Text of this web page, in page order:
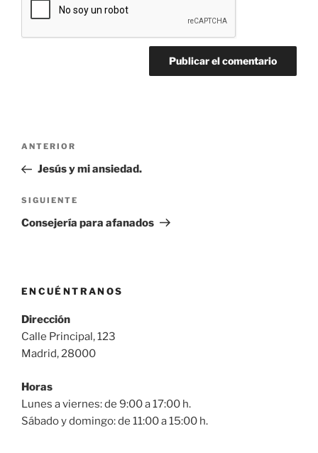
Navegación
entradas
Entrada
anterior:
ANTERIOR
Jesús y mi ansiedad.
Siguiente
entrada
SIGUIENTE
Consejería para afanados
ENCUÉNTRANOS
Dirección
Calle Principal, 123
Madrid, 28000
Horas
Lunes a viernes: de 9:00 a 17:00 h.
Sábado y domingo: de 11:00 a 15:00 h.